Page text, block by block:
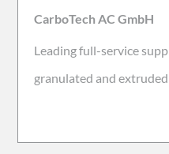
CarboTech AC GmbH
Leading full-service
granulated and